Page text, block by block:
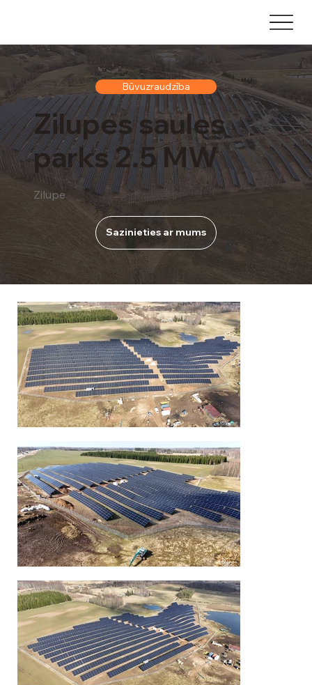
Būvuzraudzība
Zilupes saules
parks 2.5 MW
Zilupe
Sazinieties ar mums